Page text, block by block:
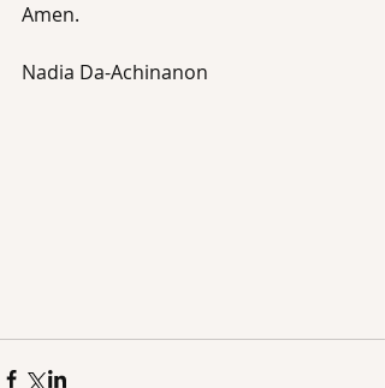
Amen.
Nadia Da-Achinanon